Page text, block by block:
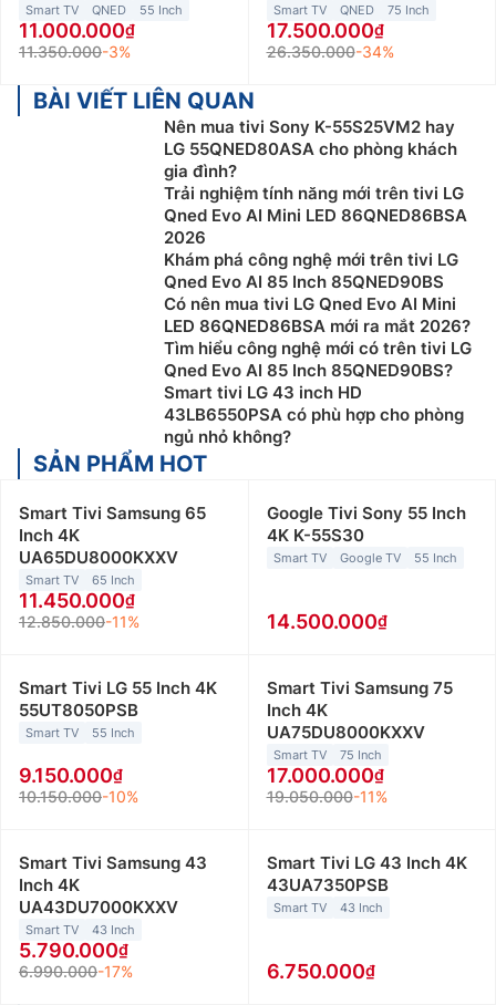
Smart TV QNED 55 Inch
11.000.000
11.350.000-3%
Smart TV QNED 75 Inch
17.500.000
26.350.000-34%
BÀI VIẾT LIÊN QUAN
Nên mua tivi Sony K-55S25VM2 hay
LG 55QNED80ASA cho phòng khách
gia đình?
Trải nghiệm tính năng mới trên tivi LG
Qned Evo AI Mini LED 86QNED86BSA
2026
Khám phá công nghệ mới trên tivi LG
Qned Evo AI 85 Inch 85QNED90BS
Có nên mua tivi LG Qned Evo AI Mini
LED 86QNED86BSA mới ra mắt 2026?
Tìm hiểu công nghệ mới có trên tivi LG
Qned Evo AI 85 Inch 85QNED90BS?
Smart tivi LG 43 inch HD
43LB6550PSA có phù hợp cho phòng
ngủ nhỏ không?
SẢN PHẨM HOT
Smart Tivi Samsung 65
Inch 4K
UA65DU8000KXXV
Smart TV 65 Inch
11.450.000
12.850.000-11%
Google Tivi Sony 55 Inch
4K K-55S30
Smart TV Google TV 55 Inch
14.500.000
Smart Tivi LG 55 Inch 4K
55UT8050PSB
Smart TV 55 Inch
9.150.000
10.150.000-10%
Smart Tivi Samsung 75
Inch 4K
UA75DU8000KXXV
Smart TV 75 Inch
17.000.000
19.050.000-11%
Smart Tivi Samsung 43
Inch 4K
UA43DU7000KXXV
Smart TV 43 Inch
5.790.000
6.990.000-17%
Smart Tivi LG 43 Inch 4K
43UA7350PSB
Smart TV 43 Inch
6.750.000